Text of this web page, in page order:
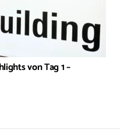
von Tag 1 –